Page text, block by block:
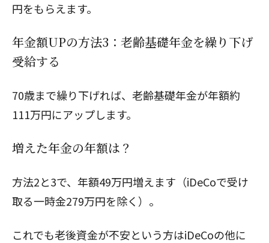
円をもらえます。
年金額UPの方法3：老齢基礎年金を繰り下げ
受給する
70歳まで繰り下げれば、老齢基礎年金が年額約
111万円にアップします。
増えた年金の年額は？
方法2と3で、年額49万円増えます（iDeCoで受け
取る一時金279万円を除く）。
これでも老後資金が不安という方はiDeCoの他に